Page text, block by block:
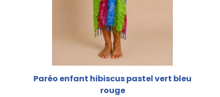
Paréo enfant hibiscus pastel vert bleu
rouge